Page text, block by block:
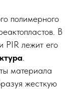
полимерного
В
PIR лежит его
материала
жесткую